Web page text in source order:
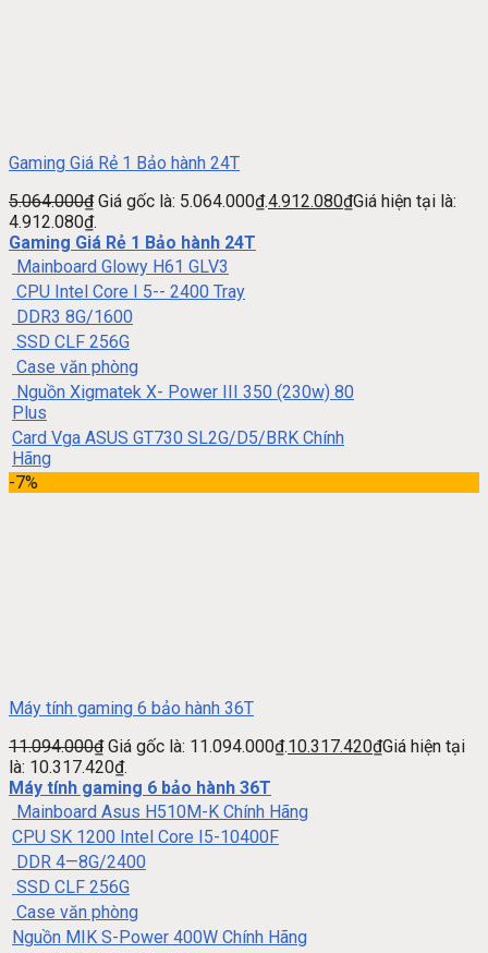
Gaming Giá Rẻ 1 Bảo hành 24T
5.064.000₫ Giá gốc là: 5.064.000₫.4.912.080₫Giá hiện tại là:
4.912.080₫.
Gaming Giá Rẻ 1 Bảo hành 24T
Mainboard Glowy H61 GLV3
CPU Intel Core I 5-- 2400 Tray
DDR3 8G/1600
SSD CLF 256G
Case văn phòng
Nguồn Xigmatek X- Power III 350 (230w) 80
Plus
Card Vga ASUS GT730 SL2G/D5/BRK Chính
Hãng
-7%
Máy tính gaming 6 bảo hành 36T
11.094.000₫ Giá gốc là: 11.094.000₫.10.317.420₫Giá hiện tại
là: 10.317.420₫.
Máy tính gaming 6 bảo hành 36T
Mainboard Asus H510M-K Chính Hãng
CPU SK 1200 Intel Core I5-10400F
DDR 4—8G/2400
SSD CLF 256G
Case văn phòng
Nguồn MIK S-Power 400W Chính Hãng